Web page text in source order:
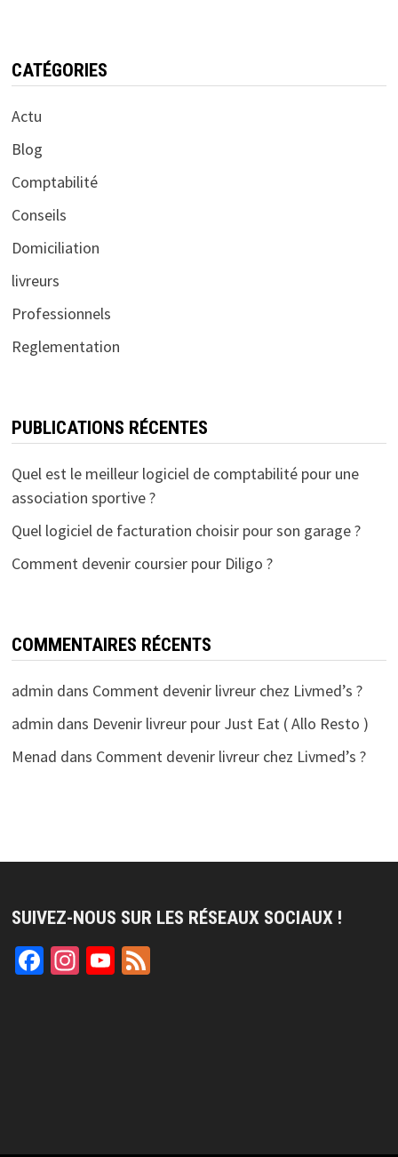
CATÉGORIES
Actu
Blog
Comptabilité
Conseils
Domiciliation
livreurs
Professionnels
Reglementation
PUBLICATIONS RÉCENTES
Quel est le meilleur logiciel de comptabilité pour une
association sportive ?
Quel logiciel de facturation choisir pour son garage ?
Comment devenir coursier pour Diligo ?
COMMENTAIRES RÉCENTS
admin dans Comment devenir livreur chez Livmed’s ?
admin dans Devenir livreur pour Just Eat ( Allo Resto )
Menad dans Comment devenir livreur chez Livmed’s ?
SUIVEZ-NOUS SUR LES RÉSEAUX SOCIAUX !
Facebook
Instagram
YouTube
Feed